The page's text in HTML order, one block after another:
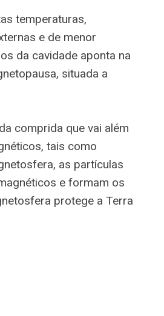
temperaturas,
e de menor
da cavidade aponta na
situada a
comprida que vai além
tais como
as partículas
e formam os
protege a Terra